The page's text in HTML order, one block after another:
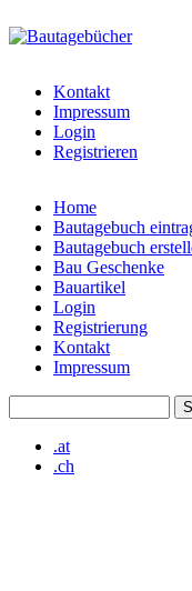
liste.de
Kontakt
Impressum
Login
Registrieren
Hauptmenü
Home
Bautagebuch
Bautagebuch
Bau Geschenke
Bauartikel
Login
Registrierung
Kontakt
Impressum
.at
.ch